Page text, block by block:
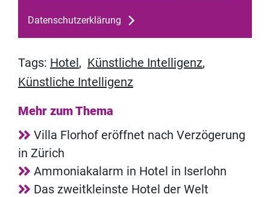
Datenschutzerklärung
Tags: Hotel, Künstliche Intelligenz,
Künstliche Intelligenz
Mehr zum Thema
Villa Florhof eröffnet nach Verzögerung
in Zürich
Ammoniakalarm in Hotel in Iserlohn
Das zweitkleinste Hotel der Welt